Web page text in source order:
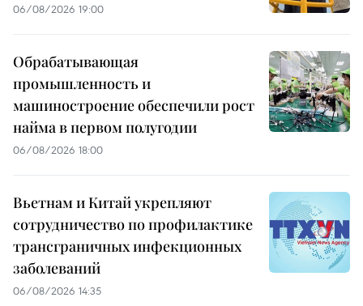
06/08/2026 19:00
Обрабатывающая
промышленность и
машиностроение обеспечили рост
найма в первом полугодии
06/08/2026 18:00
Вьетнам и Китай укрепляют
сотрудничество по профилактике
трансграничных инфекционных
заболеваний
06/08/2026 14:35